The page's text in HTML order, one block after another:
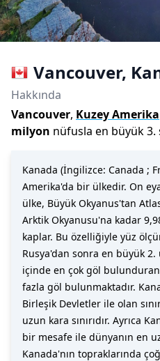
Vancouver,
Hakkında
Vancouver, Kuzey Amerika
milyon nüfusla en büyük 3.
Kanada (İngilizce: Canada ;
Amerika'da bir ülkedir. On
ülke, Büyük Okyanus'tan
Arktik Okyanusu'na kadar
kaplar. Bu özelliğiyle yüz
Rusya'dan sonra en büyük 2.
içinde en çok göl
fazla göl bulunmaktadır.
Birleşik Devletler ile olan
uzun kara sınırıdır. Ayrıca
bir mesafe ile dünyanın en
Kanada'nın topraklarında